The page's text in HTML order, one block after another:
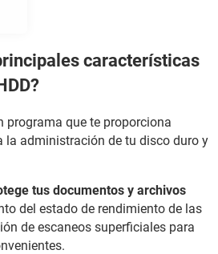
características
programa que te proporciona
la administración de tu disco duro y
tus documentos y archivos
del estado de rendimiento de las
de escaneos superficiales para